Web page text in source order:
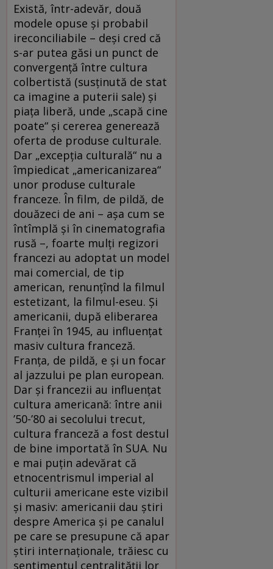
Există, într-adevăr, două
modele opuse şi probabil
ireconciliabile – deşi cred că
s-ar putea găsi un punct de
convergenţă între cultura
colbertistă (susţinută de stat
ca imagine a puterii sale) şi
piaţa liberă, unde „scapă cine
poate“ şi cererea generează
oferta de produse culturale.
Dar „excepţia culturală“ nu a
împiedicat „americanizarea“
unor produse culturale
franceze. În film, de pildă, de
douăzeci de ani – aşa cum se
întîmplă şi în cinematografia
rusă –, foarte mulţi regizori
francezi au adoptat un model
mai comercial, de tip
american, renunţînd la filmul
estetizant, la filmul-eseu. Şi
americanii, după eliberarea
Franţei în 1945, au influenţat
masiv cultura franceză.
Franţa, de pildă, e şi un focar
al jazzului pe plan european.
Dar şi francezii au influenţat
cultura americană: între anii
’50-’80 ai secolului trecut,
cultura franceză a fost destul
de bine importată în SUA. Nu
e mai puţin adevărat că
etnocentrismul imperial al
culturii americane este vizibil
şi masiv: americanii dau ştiri
despre America şi pe canalul
pe care se presupune că apar
ştiri internaţionale, trăiesc cu
sentimentul centralităţii lor